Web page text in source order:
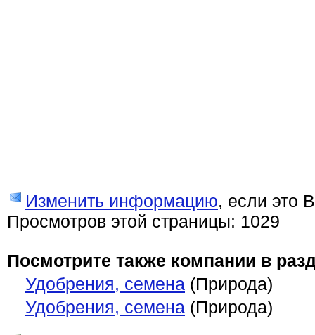
Изменить информацию, если это
Просмотров этой страницы: 1029
Посмотрите также компании в
Удобрения, семена (Природа)
Удобрения, семена (Природа)